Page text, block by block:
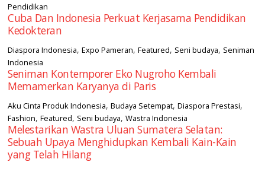
Pendidikan
Cuba Dan Indonesia Perkuat Kerjasama Pendidikan
Kedokteran
Diaspora Indonesia,Expo Pameran,Featured, Seni budaya, Seniman
Indonesia
Seniman Kontemporer Eko Nugroho Kembali
Memamerkan Karyanya di Paris
Aku Cinta Produk Indonesia,Budaya Setempat,Diaspora Prestasi,
Fashion,Featured, Seni budaya,Wastra Indonesia
Melestarikan Wastra Uluan Sumatera Selatan:
Sebuah Upaya Menghidupkan Kembali Kain-Kain
yang Telah Hilang